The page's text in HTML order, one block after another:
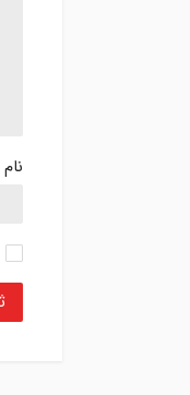
نام